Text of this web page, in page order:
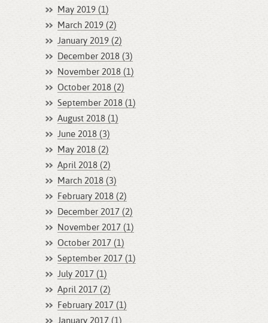
May 2019 (1)
March 2019 (2)
January 2019 (2)
December 2018 (3)
November 2018 (1)
October 2018 (2)
September 2018 (1)
August 2018 (1)
June 2018 (3)
May 2018 (2)
April 2018 (2)
March 2018 (3)
February 2018 (2)
December 2017 (2)
November 2017 (1)
October 2017 (1)
September 2017 (1)
July 2017 (1)
April 2017 (2)
February 2017 (1)
January 2017 (1)